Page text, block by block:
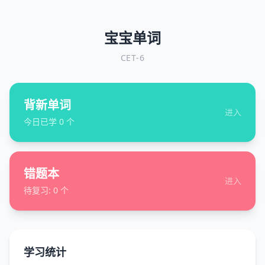
宝宝单词
CET-6
背新单词
今日已学 0 个
进入
错题本
待复习: 0 个
进入
学习统计